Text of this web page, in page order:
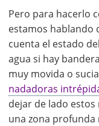
Pero para hacerlo
estamos hablando
cuenta el estado
agua si hay
muy movida o
nadadoras
dejar de lado
una zona profunda